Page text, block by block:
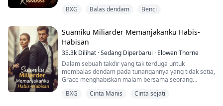
aku tahu dia besar, tapi tidak sebesar ini, dan aku yakin
"Ada apa, sayang... aku menakutimu ya?" Dia
tersenyum, menatap mataku. Aku menjawab dengan
memiringkan k...
BXG Balas dendam Benci
Suamiku Miliarder Memanjakanku Habis-
Habisan
35.3k Dilihat ·Sedang Diperbarui · Elowen Thorne
Dalam sebuah takdir yang tak terduga untuk
membalas dendam pada tunangannya yang tidak setia,
Grace menghabiskan malam bersama seorang
tak lain adalah paman tunangannya yang kaya dan
BXG Cinta Manis Cinta sejati